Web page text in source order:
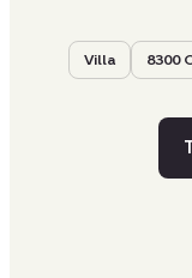
Villa 8300